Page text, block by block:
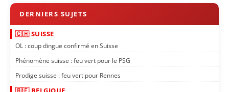
🇨🇭 SUISSE
OL : coup dingue confirmé en Suisse
Phénomène suisse : feu vert pour le PSG
Prodige suisse : feu vert pour Rennes